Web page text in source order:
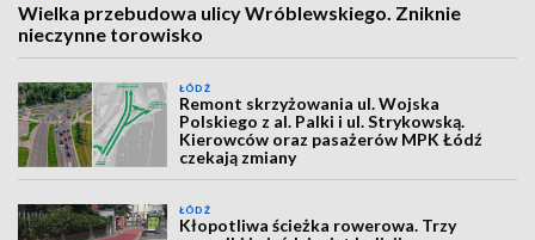
Wielka przebudowa ulicy Wróblewskiego. Zniknie
nieczynne torowisko
ŁÓDŹ
Remont skrzyżowania ul. Wojska
Polskiego z al. Palki i ul. Strykowską.
Kierowców oraz pasażerów MPK Łódź
czekają zmiany
ŁÓDŹ
Kłopotliwa ścieżka rowerowa. Trzy